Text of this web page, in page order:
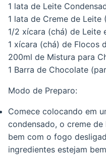
1 lata de Leite
1 lata de Creme de Leite
1/2 xícara (chá) de Leite
1 xícara (chá) de Flocos
200ml de Mistura para
1 Barra de Chocolate
Modo de Preparo:
Comece colocando em
condensado, o creme
bem com o fogo
ingredientes estejam